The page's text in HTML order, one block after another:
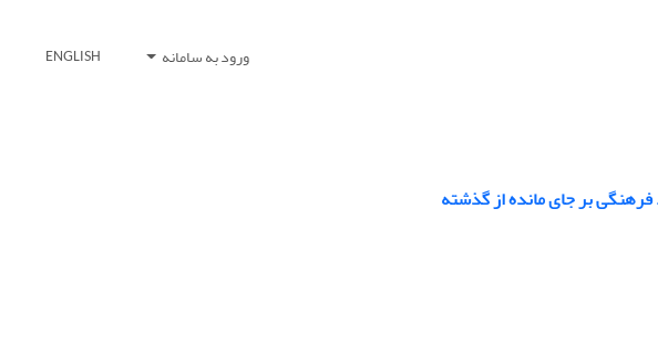
ورود به سامانه ENGLISH
بر جای مانده از گذشته